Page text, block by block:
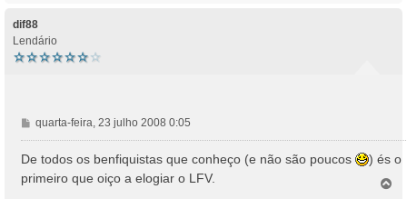
dif88
Lendário
M
e
a
quarta-feira, 23 julho 2008 0:05
De todos os benfiquistas que conheço (e não são poucos
) és o
primeiro que oiço a elogiar o LFV.